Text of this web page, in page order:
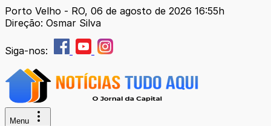
Porto Velho - RO, 06 de agosto de 2026 16:55h
Direção: Osmar Silva
Siga-nos:
Menu